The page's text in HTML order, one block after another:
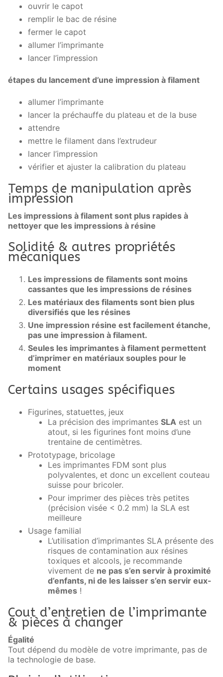
ouvrir le capot
remplir le bac de résine
fermer le capot
allumer l’imprimante
lancer l’impression
étapes du lancement d’une impression à filament
allumer l’imprimante
lancer la préchauffe du plateau et de la buse
attendre
mettre le filament dans l’extrudeur
lancer l’impression
vérifier et ajuster la calibration du plateau
Temps de manipulation après
impression
Les impressions à filament sont plus rapides à
nettoyer que les impressions à résine
Solidité & autres propriétés
mécaniques
Les impressions de filaments sont moins
cassantes que les impressions de résines
Les matériaux des filaments sont bien plus
diversifiés que les résines
Une impression résine est facilement étanche,
pas une impression à filament.
Seules les imprimantes à filament permettent
d’imprimer en matériaux souples pour le
moment
Certains usages spécifiques
Figurines, statuettes, jeux
La précision des imprimantes SLA est un
atout, si les figurines font moins d’une
trentaine de centimètres.
Prototypage, bricolage
Les imprimantes FDM sont plus
polyvalentes, et donc un excellent couteau
suisse pour bricoler.
Pour imprimer des pièces très petites
(précision visée < 0.2 mm) la SLA est
meilleure
Usage familial
L’utilisation d’imprimantes SLA présente des
risques de contamination aux résines
toxiques et alcools, je recommande
vivement de ne pas s’en servir à proximité
d’enfants, ni de les laisser s’en servir eux-
mêmes !
Cout d’entretien de l’imprimante
& pièces à changer
Égalité
Tout dépend du modèle de votre imprimante, pas de
la technologie de base.